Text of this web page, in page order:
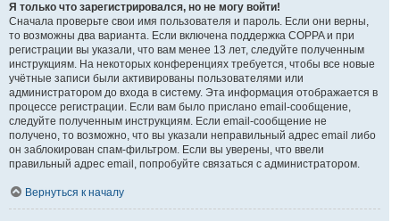
Я только что зарегистрировался, но не могу войти!
Сначала проверьте свои имя пользователя и пароль. Если они верны,
то возможны два варианта. Если включена поддержка COPPA и при
регистрации вы указали, что вам менее 13 лет, следуйте полученным
инструкциям. На некоторых конференциях требуется, чтобы все новые
учётные записи были активированы пользователями или
администратором до входа в систему. Эта информация отображается в
процессе регистрации. Если вам было прислано email-сообщение,
следуйте полученным инструкциям. Если email-сообщение не
получено, то возможно, что вы указали неправильный адрес email либо
он заблокирован спам-фильтром. Если вы уверены, что ввели
правильный адрес email, попробуйте связаться с администратором.
Вернуться к началу